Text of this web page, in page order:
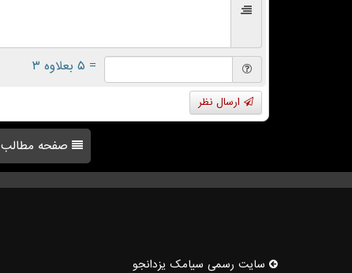
= ۵ بعلاوه ۳
ارسال نظر
صفحه مطالب
سایت رسمی سیامك یزدانجو